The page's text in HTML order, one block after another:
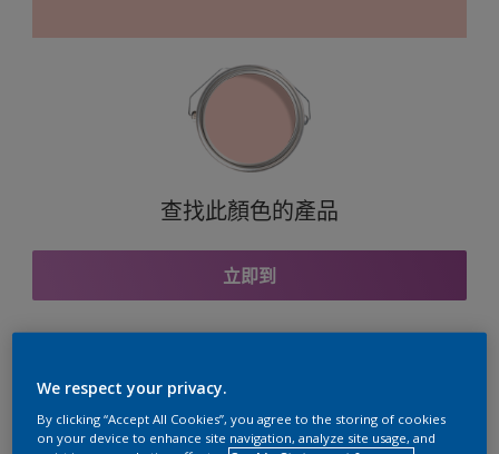
查找此顏色的產品
立即到
與之協調的色彩組合
We respect your privacy.
By clicking “Accept All Cookies”, you agree to the storing of cookies
on your device to enhance site navigation, analyze site usage, and